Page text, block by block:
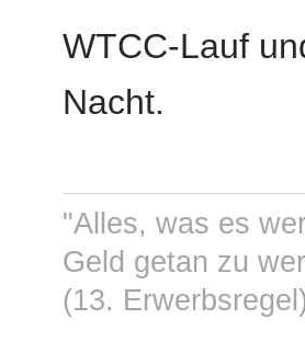
WTCC-Lauf
Nacht.
"Alles, was es
Geld getan zu
(13.